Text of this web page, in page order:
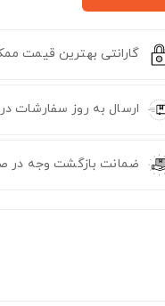
گارانتی بهترین قیمت
ارسال به روز سفارشات
ضمانت بازگشت وجه در